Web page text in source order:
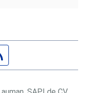
Twitter